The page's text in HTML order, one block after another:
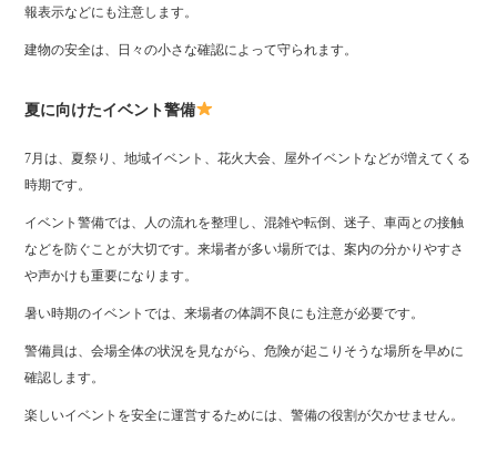
報表示などにも注意します。
建物の安全は、日々の小さな確認によって守られます。
夏に向けたイベント警備
7月は、夏祭り、地域イベント、花火大会、屋外イベントなどが増えてくる
時期です。
イベント警備では、人の流れを整理し、混雑や転倒、迷子、車両との接触
などを防ぐことが大切です。来場者が多い場所では、案内の分かりやすさ
や声かけも重要になります。
暑い時期のイベントでは、来場者の体調不良にも注意が必要です。
警備員は、会場全体の状況を見ながら、危険が起こりそうな場所を早めに
確認します。
楽しいイベントを安全に運営するためには、警備の役割が欠かせません。